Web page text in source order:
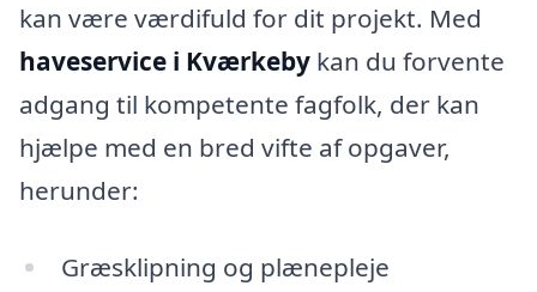
kan være værdifuld for dit projekt. Med
haveservice i Kværkeby kan du forvente
adgang til kompetente fagfolk, der kan
hjælpe med en bred vifte af opgaver,
herunder:
Græsklipning og plænepleje